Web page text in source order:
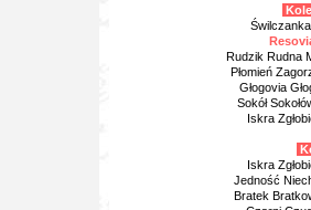
Rudzik Rudna
Płomień
Głogovia
Sokół
Iskra
Iskra
Jedność
Bratek